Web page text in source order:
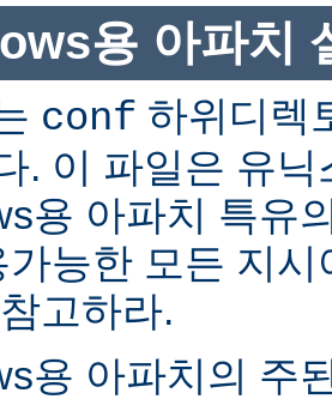
용 아파치
conf 하위디렉
. 이 파일은 유
용 아파치 특유
가능한 모든 지
고하라.
용 아파치의 주